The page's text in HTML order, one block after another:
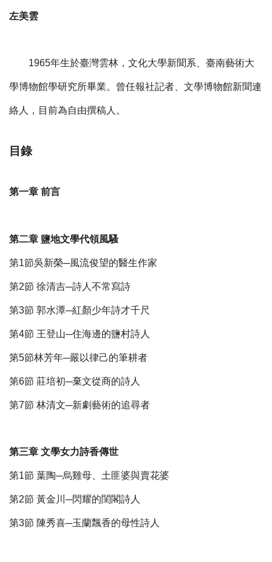
左美雲
1965年生於臺灣雲林，文化大學新聞系、臺南藝術大
學博物館學研究所畢業。曾任報社記者、文學博物館新聞連
絡人，目前為自由撰稿人。
目錄
第一章 前言
第二章 鹽地文學代領風騷
第1節吳新榮─風流俊望的醫生作家
第2節 徐清吉─詩人不常寫詩
第3節 郭水潭─紅顏少年詩才千尺
第4節 王登山─住海邊的鹽村詩人
第5節林芳年─嚴以律己的筆耕者
第6節 莊培初─棄文從商的詩人
第7節 林清文─新劇藝術的追尋者
第三章 文學女力詩香傳世
第1節 葉陶─烏雞母、土匪婆與賣花婆
第2節 黃金川─閃耀的閨閣詩人
第3節 陳秀喜─玉蘭飄香的母性詩人